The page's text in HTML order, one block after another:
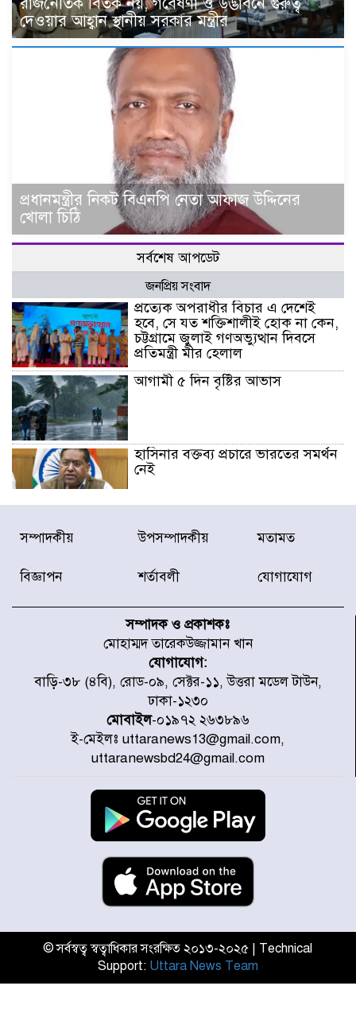
দেওয়ার আহ্বান স্থানীয় সরকার মন্ত্রীর
প্রধানমন্ত্রীর নিকট বিএনপি নেতা আফাজ উদ্দিনের
খোলা চিঠি
সর্বশেষ আপডেট
জনপ্রিয় সংবাদ
প্রত্যেক অপরাধীর বিচার এ দেশেই
হবে, সে যত শক্তিশালীই হোক না কেন,
চট্টগ্রামে জুলাই গণঅভ্যুত্থান দিবসে
প্রতিমন্ত্রী মীর হেলাল
আগামী ৫ দিন বৃষ্টির আভাস
হাসিনার বক্তব্য প্রচারে ভারতের সমর্থন
নেই
জুলাই গণঅভ্যুত্থানে আহত যোদ্ধা
মিতুর খোঁজ নিলেন প্রধানমন্ত্রী
শহীদের তালিকা প্রকাশ করল JRA
জুলাই গণঅভ্যুত্থানে উত্তরায় সর্বকনিষ্ঠ
শহীদ জাবির ইব্রাহীম: এক শিশুর রক্তে
লেখা ইতিহাস
রাজধানীতে আজ বৃষ্টির সম্ভাবনা, যা
জানাল আবহাওয়া অধিদপ্তর
জুলাই গণঅভ্যুত্থানের অমর প্রতীক
শহীদ মীর মুগ্ধ
উত্তরা আজমপুরের রক্তাক্ত স্মৃতি: শহীদ
তানভীনের অপূর্ণ স্বপ্ন
জুলাই স্মৃতি জাদুঘর উদ্বোধন করলেন
প্রধানমন্ত্রী
সম্পাদকীয় উপসম্পাদকীয় মতামত
বিজ্ঞাপন শর্তাবলী যোগাযোগ
সম্পাদক ও প্রকাশকঃ
মোহাম্মদ তারেকউজ্জামান খান
যোগাযোগ:
বাড়ি-৩৮ (৪বি), রোড-০৯, সেক্টর-১১, উত্তরা মডেল টাউন,
ঢাকা-১২৩০
মোবাইল-০১৯৭২ ২৬৩৮৯৬
ই-মেইলঃ uttaranews13@gmail.com,
uttaranewsbd24@gmail.com
© সর্বস্বত্ব স্বত্বাধিকার সংরক্ষিত ২০১৩-২০২৫ | Technical
Support: Uttara News Team